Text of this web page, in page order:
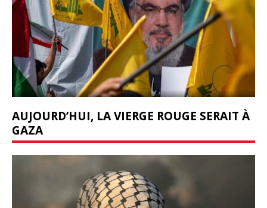
AUJOURD’HUI, LA VIERGE ROUGE SERAIT À
GAZA